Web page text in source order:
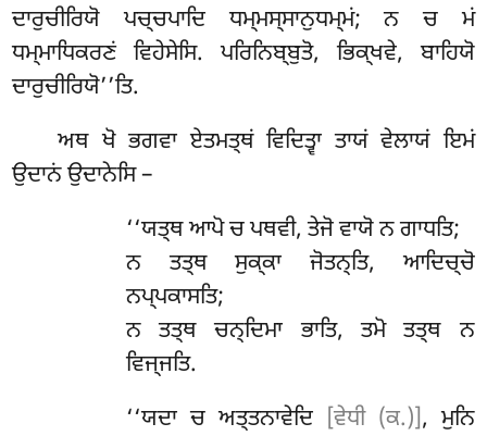
ਦਾਰੁਚੀਰਿਯੋ ਪਚ੍ਚਪਾਦਿ ਧਮ੍ਮਸ੍ਸਾਨੁਧਮ੍ਮਂ; ਨ ਚ ਮਂ
ਧਮ੍ਮਾਧਿਕਰਣਂਵਿਹੇਸੇਸਿ. ਪਰਿਨਿਬ੍ਬੁਤੋ, ਭਿਕ੍ਖਵੇ, ਬਾਹਿਯੋ
ਦਾਰੁਚੀਰਿਯੋ’’ਤਿ.
ਅਥ ਖੋ ਭਗਵਾ ਏਤਮਤ੍ਥਂ ਵਿਦਿਤ੍ਵਾ ਤਾਯਂ ਵੇਲਾਯਂ ਇਮਂ
ਉਦਾਨਂ ਉਦਾਨੇਸਿ –
‘‘ਯਤ੍ਥ ਆਪੋ ਚ ਪਥਵੀ, ਤੇਜੋ ਵਾਯੋ ਨ ਗਾਧਤਿ;
ਨ ਤਤ੍ਥ ਸੁਕ੍ਕਾ ਜੋਤਨ੍ਤਿ, ਆਦਿਚ੍ਚੋ
ਨਪ੍ਪਕਾਸਤਿ;
ਨ ਤਤ੍ਥ ਚਨ੍ਦਿਮਾ ਭਾਤਿ, ਤਮੋ ਤਤ੍ਥ ਨ
ਵਿਜ੍ਜਤਿ.
‘‘ਯਦਾਚ ਅਤ੍ਤਨਾਵੇਦਿ [ਵੇਧੀ (ਕ.)] , ਮੁਨਿ